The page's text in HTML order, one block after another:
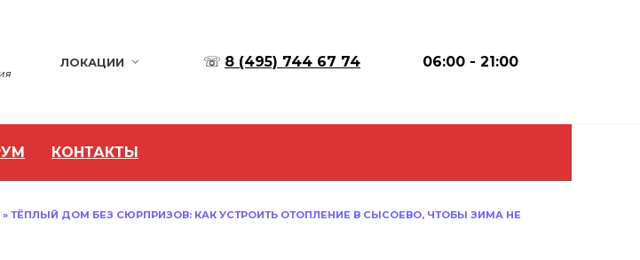
ЛОКАЦИИ ☏ 8 (495) 744 67 74 06:00 - 21:00
КОНТАКТЫ
» ТЁПЛЫЙ ДОМ БЕЗ СЮРПРИЗОВ: КАК УСТРОИТЬ ОТОПЛЕНИЕ В СЫСОЕВО, ЧТОБЫ ЗИМА НЕ